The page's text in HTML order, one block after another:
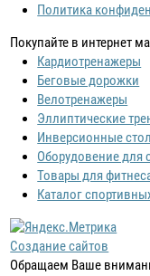
Политика
Покупайте в интернет
Кардиотренажеры
Беговые дорожки
Велотренажеры
Эллиптические
Инверсионные
Оборудовение для
Товары для
Каталог
Создание сайтов
Обращаем Ваше